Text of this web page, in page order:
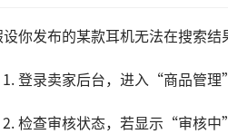
你发布的某款耳机无法在搜索结
登录卖家后台，进入“商品管理
检查审核状态，若显示“审核